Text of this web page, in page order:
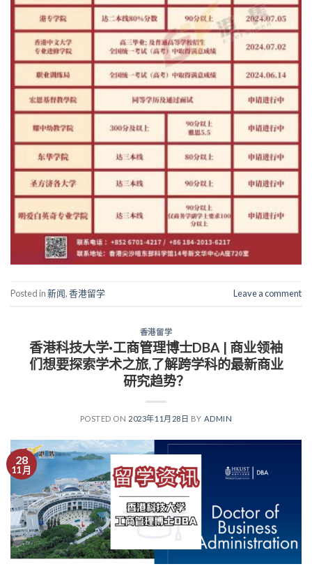
Posted in新闻,香港留学 Leave a comment
香港留学
香港科技大学·工商管理博士DBA | 商业领袖
们想要探索学术之旅,了解跨学科的最新商业
研究趋势？
POSTED ON 2023年11月28日 BY ADMIN
28
11 月